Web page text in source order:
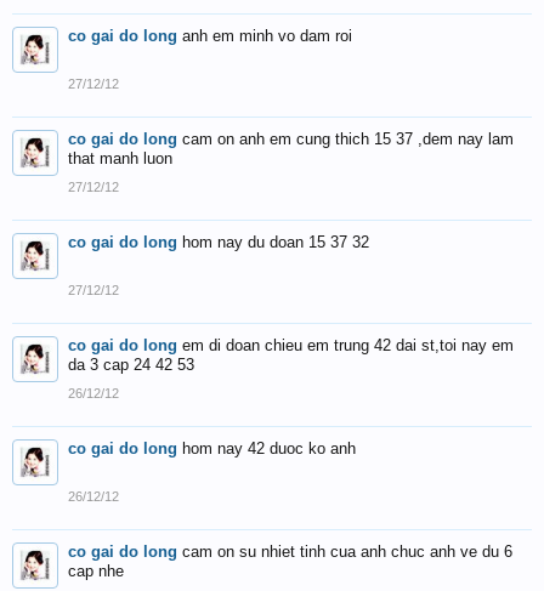
co gai do long anh em minh vo dam roi
27/12/12
co gai do long cam on anh em cung thich 15 37 ,dem nay lam
that manh luon
27/12/12
co gai do long hom nay du doan 15 37 32
27/12/12
co gai do long em di doan chieu em trung 42 dai st,toi nay em
da 3 cap 24 42 53
26/12/12
co gai do long hom nay 42 duoc ko anh
26/12/12
co gai do long cam on su nhiet tinh cua anh chuc anh ve du 6
cap nhe